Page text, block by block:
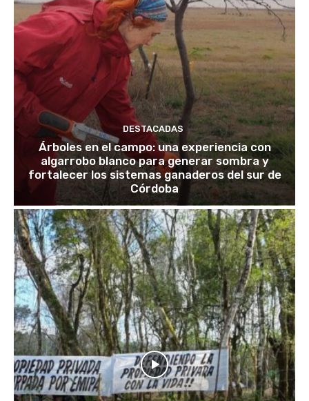
DESTACADAS
Árboles en el campo: una experiencia con
algarrobo blanco para generar sombra y
fortalecer los sistemas ganaderos del sur de
Córdoba